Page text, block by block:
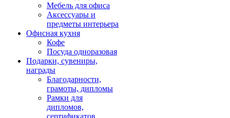
Мебель для офиса
Аксессуары и
предметы интерьера
Офисная кухня
Кофе
Посуда одноразовая
Подарки, сувениры,
награды
Благодарности,
грамоты, дипломы
Рамки для
дипломов,
сертификатов,